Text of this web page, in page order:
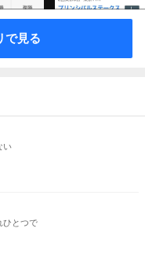
で見る
い
ひとつで